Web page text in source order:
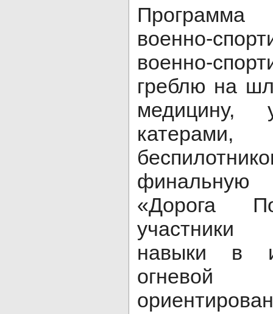
военно-
военно-
греблю на
медицину,
катерами,
финальную
«Дорога
участники
навыки в
огневой